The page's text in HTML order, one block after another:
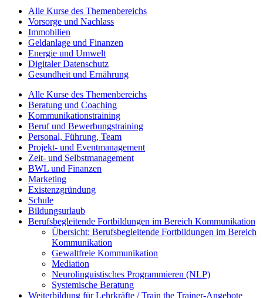
Alle Kurse des Themenbereichs
Vorsorge und Nachlass
Immobilien
Geldanlage und Finanzen
Energie und Umwelt
Digitaler Datenschutz
Gesundheit und Ernährung
Alle Kurse des Themenbereichs
Beratung und Coaching
Kommunikationstraining
Beruf und Bewerbungstraining
Personal, Führung, Team
Projekt- und Eventmanagement
Zeit- und Selbstmanagement
BWL und Finanzen
Marketing
Existenzgründung
Schule
Bildungsurlaub
Berufsbegleitende Fortbildungen im Bereich Kommunikation
Übersicht: Berufsbegleitende Fortbildungen im Bereich
Kommunikation
Gewaltfreie Kommunikation
Mediation
Neurolinguistisches Programmieren (NLP)
Systemische Beratung
Weiterbildung für Lehrkräfte / Train the Trainer-Angebote